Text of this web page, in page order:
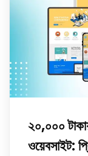
২০,০০০
ওয়েবসাইট: